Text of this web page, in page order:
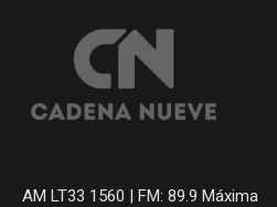
AM LT33 1560 | FM: 89.9 Máxima